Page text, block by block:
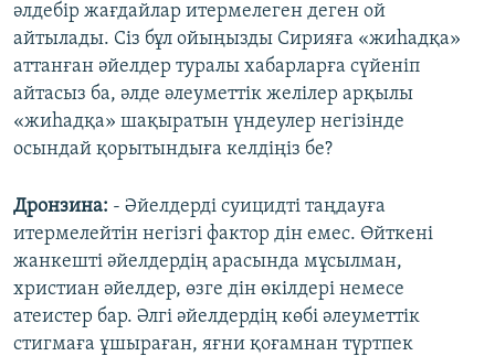
әлдебір жағдайлар итермелеген деген ой
айтылады. Сіз бұл ойыңызды Сирияға «жиһадқа»
аттанған әйелдер туралы хабарларға сүйеніп
айтасыз ба, әлде әлеуметтік желілер арқылы
«жиһадқа» шақыратын үндеулер негізінде
осындай қорытындыға келдіңіз бе?
Дронзина: - Әйелдерді суицидті таңдауға
итермелейтін негізгі фактор дін емес. Өйткені
жанкешті әйелдердің арасында мұсылман,
христиан әйелдер, өзге дін өкілдері немесе
атеистер бар. Әлгі әйелдердің көбі әлеуметтік
стигмаға ұшыраған, яғни қоғамнан түртпек